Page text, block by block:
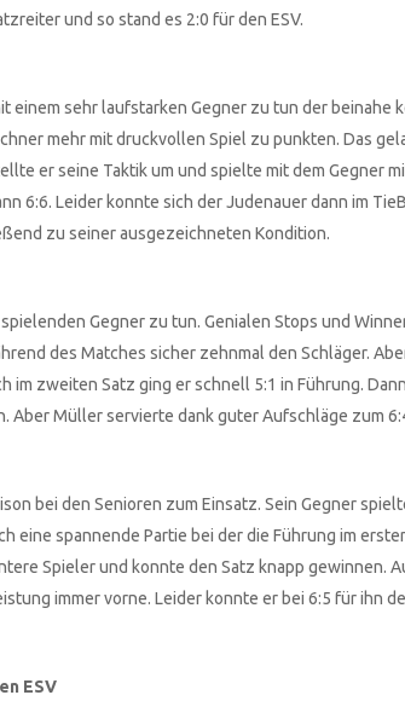
und so stand es 2:0 für den ESV.
einem sehr laufstarken Gegner zu tun der beinahe
mehr mit druckvollen Spiel zu punkten. Das
er seine Taktik um und spielte mit dem Gegner
6:6. Leider konnte sich der Judenauer dann im
zu seiner ausgezeichneten Kondition.
Gegner zu tun. Genialen Stops und
des Matches sicher zehnmal den Schläger.
im zweiten Satz ging er schnell 5:1 in Führung.
Aber Müller servierte dank guter Aufschläge zum
bei den Senioren zum Einsatz. Sein Gegner
eine spannende Partie bei der die Führung im
Spieler und konnte den Satz knapp gewinnen.
immer vorne. Leider konnte er bei 6:5 für ihn
ESV